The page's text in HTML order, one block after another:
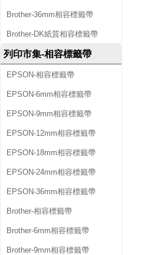
Brother-36mm相容標籤帶
Brother-DK紙質相容標籤帶
列印市集-相容標籤帶
EPSON-相容標籤帶
EPSON-6mm相容標籤帶
EPSON-9mm相容標籤帶
EPSON-12mm相容標籤帶
EPSON-18mm相容標籤帶
EPSON-24mm相容標籤帶
EPSON-36mm相容標籤帶
Brother-相容標籤帶
Brother-6mm相容標籤帶
Brother-9mm相容標籤帶